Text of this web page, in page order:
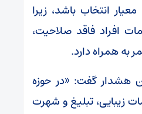
انتخاب باشد، زیرا
افراد فاقد صلاحیت،
به همراه دارد.
هشدار گفت: «در حوزه
زیبایی، تبلیغ و شهرت